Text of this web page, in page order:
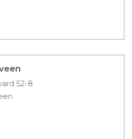
52-8